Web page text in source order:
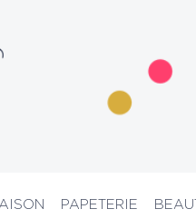
PAPETERIE